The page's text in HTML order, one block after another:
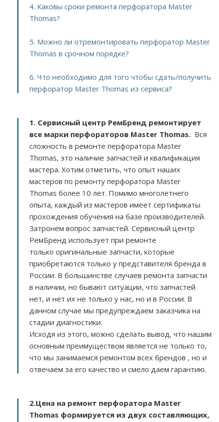
4. Каковы сроки ремонта перфоратора Master
Thomas?
5. Можно ли отремонтировать перфоратор Master
Thomas в срочном порядке?
6. Что необходимо для того чтобы сдать/получить
перфоратор Master Thomas из сервиса?
1. Сервисный центр РемБренд ремонтирует
все марки перфораторов Master Thomas. Вся
сложность в ремонте перфоратора Master
Thomas, это наличие запчастей и квалификация
мастера. Хотим отметить, что опыт наших
мастеров по ремонту перфоратора Master
Thomas более 10 лет. Помимо многолетнего
опыта, каждый из мастеров имеет сертификаты
прохождения обучения на базе производителей.
Затронем вопрос запчастей. Сервисный центр
РемБренд использует при ремонте
только оригинальные запчасти, которые
приобретаются только у представителя бренда в
России. В большинстве случаев ремонта запчасти
в наличии, но бывают ситуации, что запчастей
нет, и нет их не только у нас, но и в России. В
данном случае мы предупреждаем заказчика на
стадии диагностики.
Исходя из этого, можно сделать вывод, что нашим
основным преимуществом является не только то,
что мы занимаемся ремонтом всех брендов , но и
отвечаем за его качество и смело даем гарантию.
2.Цена на ремонт перфоратора Master
Thomas формируется из двух составляющих,